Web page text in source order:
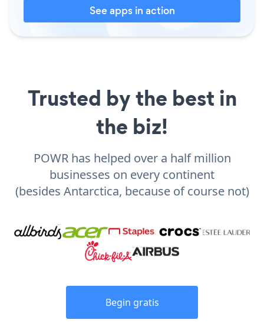
See apps in action
Trusted by the best in
the biz!
POWR has helped over a half million
businesses on every continent
(besides Antarctica, because of course not)
Begin gratis